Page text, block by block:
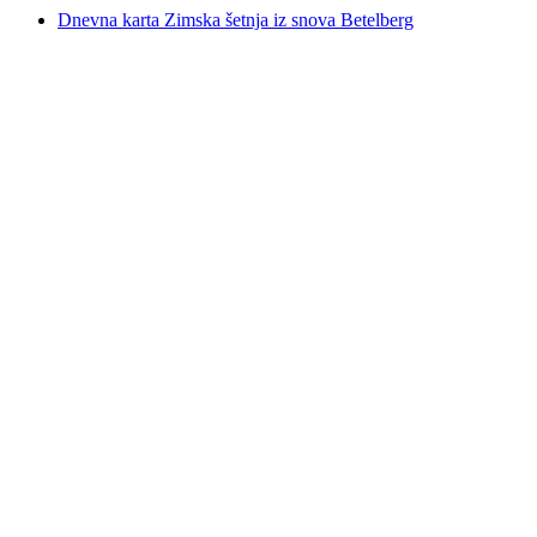
Dnevna karta Zimska šetnja iz snova Betelberg